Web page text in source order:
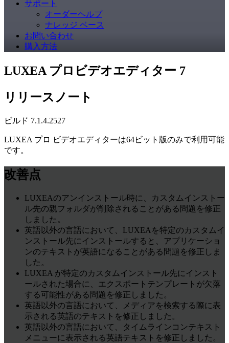
サポート
オーダーヘルプ
ナレッジ ベース
お問い合わせ
購入方法
LUXEA プロビデオエディター 7
リリースノート
ビルド 7.1.4.2527
LUXEA プロ ビデオエディターは64ビット版のみで利用可能
です。
改善点
LUXEAのアンインストール時に、カスタムインストー
ル先の親フォルダが削除されることがある問題を修正
しました。
英語以外の言語において、LUXEAを特定のカスタムイ
ンストール先にインストールすると、アプリケーショ
ンのテキストが英語になることがある問題を修正しま
した。
LUXEA が特定のカスタムインストール先にインスト
ールされた場合に、エクスポートテンプレートが欠落
する可能性がある問題を修正しました。
英語以外の言語において、メディアを検索する際に表
示される英語のテキストを修正しました。
英語以外の言語において、タイムラインコンテキスト
メニューに表示される英語テキストを修正しました。